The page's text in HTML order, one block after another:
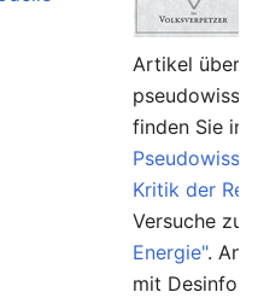
Artikel über
finden Sie in
Kritik der
Versuche
Energie".
mit